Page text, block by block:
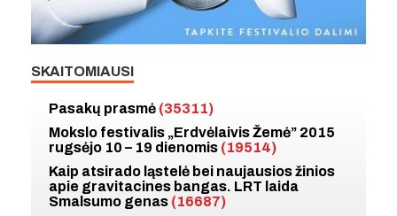
SKAITOMIAUSI
Pasakų prasmė (35311)
Mokslo festivalis „Erdvėlaivis Žemė” 2015
rugsėjo 10 – 19 dienomis (19514)
Kaip atsirado ląstelė bei naujausios žinios
apie gravitacines bangas. LRT laida
Smalsumo genas (16687)